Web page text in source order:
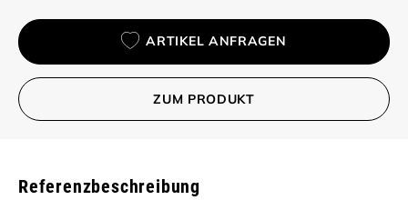
ARTIKEL ANFRAGEN
ZUM PRODUKT
Referenzbeschreibung